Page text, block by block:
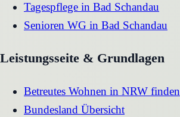
Tagespflege in Bad Schandau
Senioren WG in Bad Schandau
Leistungsseite & Grundlagen
Betreutes Wohnen in NRW finden
Bundesland Übersicht